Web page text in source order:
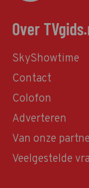
Over
SkyShowtime
Contact
Colofon
Adverteren
Van onze
Veelgestelde